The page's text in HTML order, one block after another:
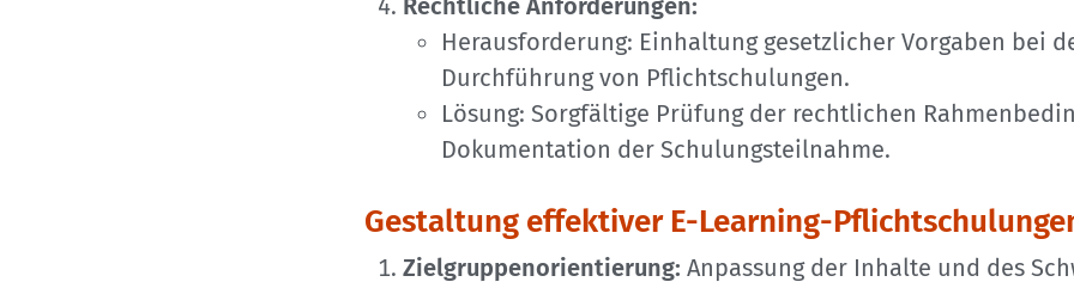
Rechtliche Anforderungen:
Herausforderung: Einhaltung gesetzlicher Vorgaben bei
Durchführung von Pflichtschulungen.
Lösung: Sorgfältige Prüfung der rechtlichen
Dokumentation der Schulungsteilnahme.
Gestaltung effektiver E-Learning-
Zielgruppenorientierung: Anpassung der Inhalte und des